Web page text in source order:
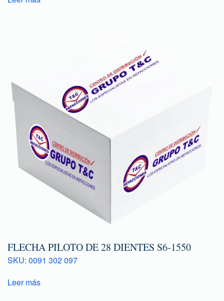
FLECHA PILOTO DE 28 DIENTES S6-1550
SKU: 0091 302 097
Leer más